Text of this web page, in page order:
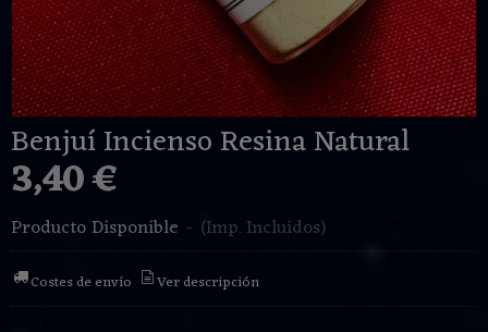
Benjuí Incienso Resina Natural
3,40 €
Producto Disponible - (Imp. Incluidos)
Costes de envío Ver descripción